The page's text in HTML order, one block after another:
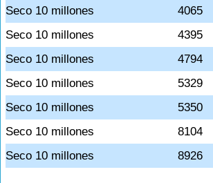
Seco 10 millones
4065
Seco 10 millones
4395
Seco 10 millones
4794
Seco 10 millones
5329
Seco 10 millones
5350
Seco 10 millones
8104
Seco 10 millones
8926